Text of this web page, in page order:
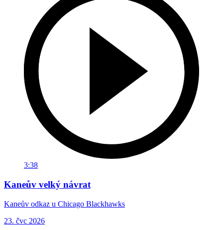
3:38
Kaneův velký návrat
Kaneův odkaz u Chicago Blackhawks
23. čvc 2026